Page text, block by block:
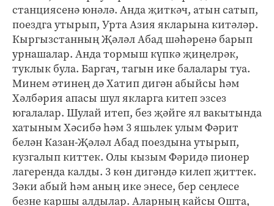
станциясенә юнәлә. Анда җиткәч, атын сатып,
поездга утырып, Урта Азия якларына китәләр.
Кыргызстанның Җәләл Абад шәһәренә барып
урнашалар. Анда тормыш күпкә җиңелрәк,
туклык була. Баргач, тагын ике балалары туа.
Минем әтинең дә Хатип дигән абыйсы һәм
Хәлбәрия апасы шул якларга китеп эзсез
югалалар. Шулай итеп, без җәйге ял вакытында
хатыным Хәсибә һәм 3 яшьлек улым Фәрит
белән Казан-Җәләл Абад поездына утырып,
кузгалып киттек. Олы кызым Фәридә пионер
лагеренда калды. 3 көн дигәндә килеп җиттек.
Зәки абый һәм аның ике энесе, бер сеңлесе
безне каршы алдылар. Аларның кайсы Ошта,